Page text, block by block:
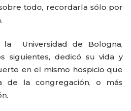
todo, recordarla sólo por
la Universidad de Bologna,
siguientes, dedicó su vida y
en el mismo hospicio que
de la congregación, o más